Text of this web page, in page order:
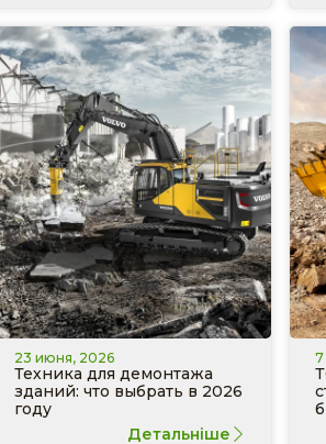
23 июня, 2026
Техника для демонтажа
зданий: что выбрать в 2026
году
Детальніше
7